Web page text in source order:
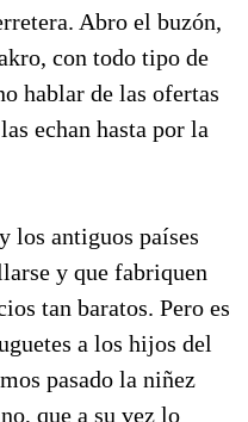
Abro el buzón,
con todo tipo de
hablar de las ofertas
echan hasta por la
los antiguos países
y que fabriquen
tan baratos. Pero es
a los hijos del
pasado la niñez
que a su vez lo